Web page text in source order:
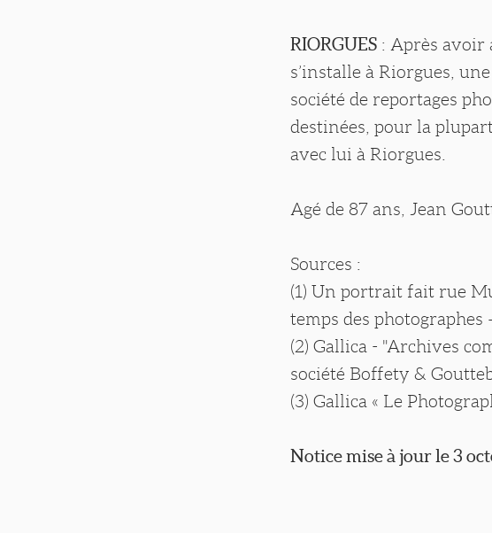
RIORGUES : Après avoir
s’installe à Riorgues,
société de reportages
destinées, pour la
avec lui à Riorgues.
Agé de 87 ans, Jean
Sources :
(1) Un portrait fait rue
temps des photographes
(2) Gallica - "Archives
société Boffety &
(3) Gallica « Le
Notice mise à jour le 3